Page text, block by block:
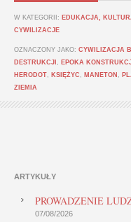
W KATEGORII: EDUKACJA,
CYWILIZACJE
OZNACZONY JAKO: CYWILIZACJA
DESTRUKCJI
EPOKA KONSTRUKCJI
HERODOT
KSIĘŻYC MANETON
ZIEMIA
ARTYKUŁY
PROWADZENIE
07/08/2026